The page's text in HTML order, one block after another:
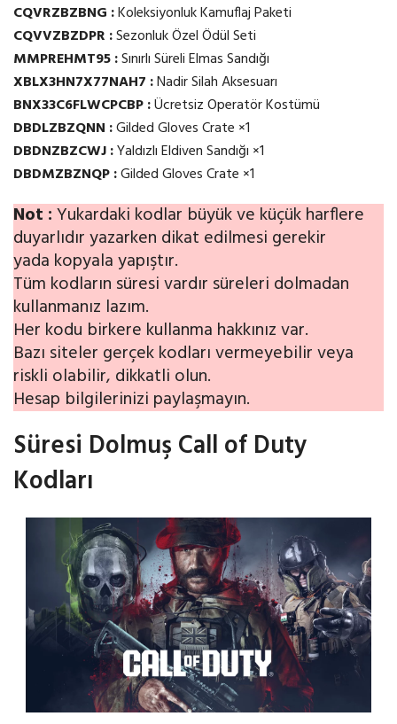
CQVRZBZBNG :Koleksiyonluk Kamuflaj Paketi
CQVVZBZDPR :Sezonluk Özel Ödül Seti
MMPREHMT95 :Sınırlı Süreli Elmas Sandığı
XBLX3HN7X77NAH7 :Nadir Silah Aksesuarı
BNX33C6FLWCPCBP :Ücretsiz Operatör Kostümü
DBDLZBZQNN :Gilded Gloves Crate ×1
DBDNZBZCWJ :Yaldızlı Eldiven Sandığı ×1
DBDMZBZNQP :Gilded Gloves Crate ×1
Not :Yukardaki kodlar büyük ve küçük harflere
duyarlıdır yazarken dikat edilmesi gerekir
yada kopyala yapıştır.
Tüm kodların süresi vardır süreleri dolmadan
kullanmanız lazım.
Her kodu birkere kullanma hakkınız var.
Bazı siteler gerçek kodları vermeyebilir veya
riskli olabilir, dikkatli olun.
Hesap bilgilerinizi paylaşmayın.
Süresi Dolmuş Call of Duty
Kodları